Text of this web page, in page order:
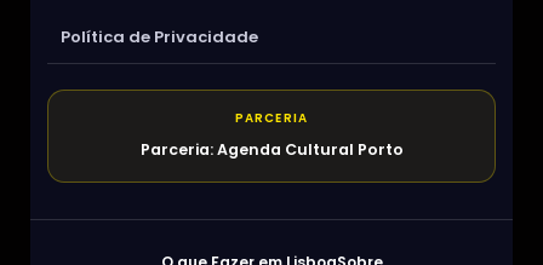
Política de Privacidade
PARCERIA
Parceria: Agenda Cultural Porto